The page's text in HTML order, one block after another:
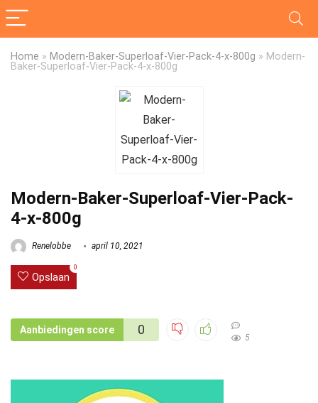
Home » Modern-Baker-Superloaf-Vier-Pack-4-x-800g » Modern-
Baker-Superloaf-Vier-Pack-4-x-800g
Modern-Baker-Superloaf-Vier-Pack-
4-x-800g
Renelobbe april 10, 2021
Opslaan
0
Aanbiedingen score 0
5